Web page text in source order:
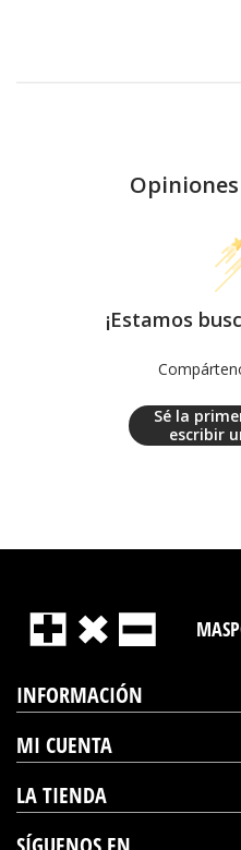
¡Estamos
Sé la
escribir
INFORMACIÓN
MI CUENTA
LA TIENDA